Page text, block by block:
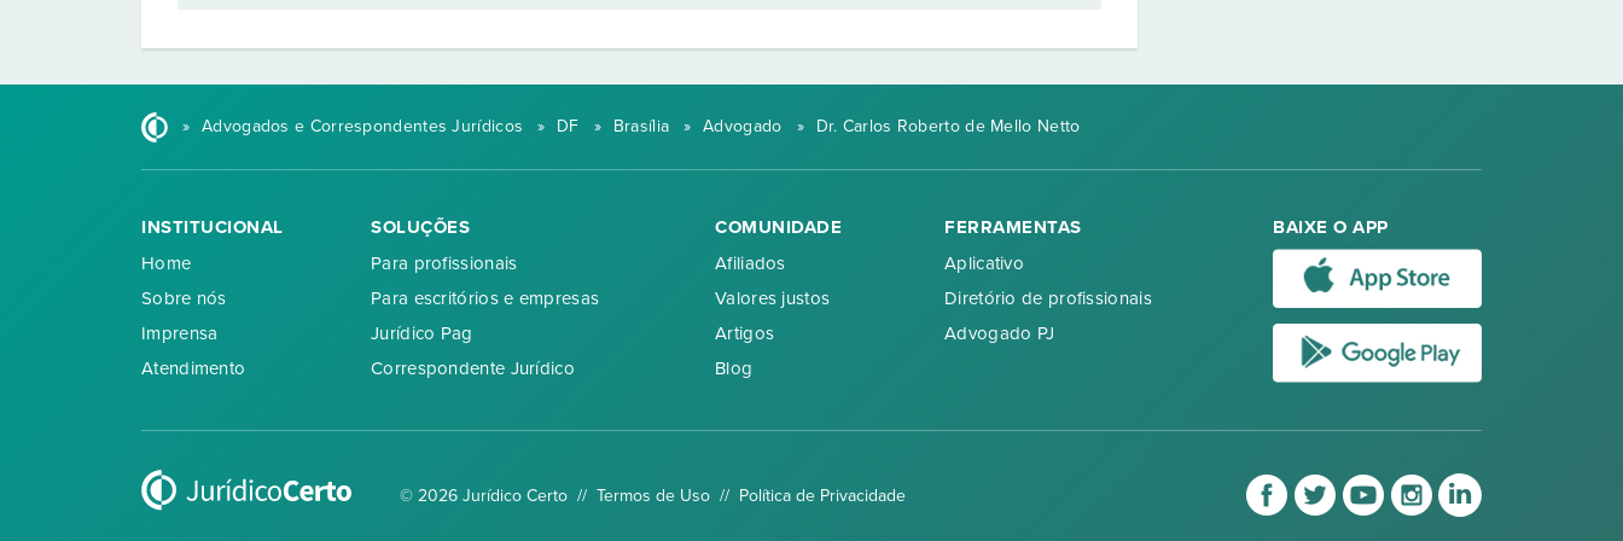
» Advogados e Correspondentes Jurídicos » DF » Brasília » Advogado » Dr. Carlos Roberto de Mello Netto
INSTITUCIONAL
Home
Sobre nós
Imprensa
Atendimento
SOLUÇÕES
Para profissionais
Para escritórios e empresas
Jurídico Pag
Correspondente Jurídico
COMUNIDADE
Afiliados
Valores justos
Artigos
Blog
FERRAMENTAS
Aplicativo
Diretório de profissionais
Advogado PJ
BAIXE O APP
© 2026 Jurídico Certo // Termos de Uso// Política de Privacidade